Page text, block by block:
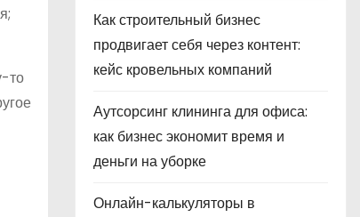
то
Как строительный бизнес
продвигает себя через контент:
кейс кровельных компаний
Аутсорсинг клининга для офиса:
как бизнес экономит время и
деньги на уборке
Онлайн-калькуляторы в